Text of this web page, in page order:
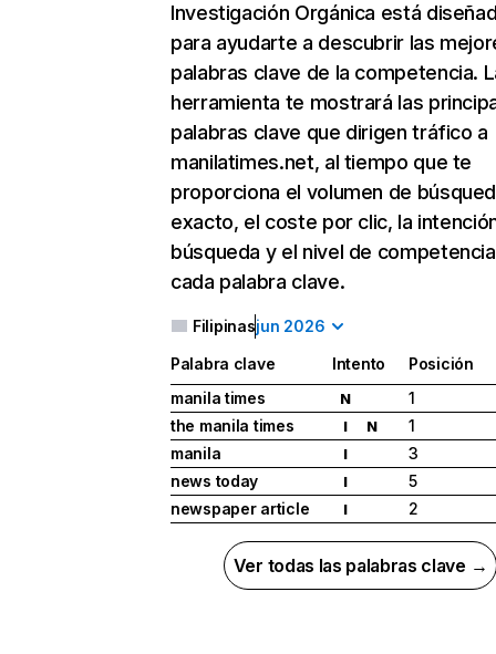
Investigación Orgánica está
para ayudarte a descubrir las
palabras clave de la competencia.
herramienta te mostrará las
palabras clave que dirigen tráfico a
manilatimes.net, al tiempo que te
proporciona el volumen de
exacto, el coste por clic, la
búsqueda y el nivel de
cada palabra clave.
Filipinasjun 2026
Palabra clave Intento
Posición
manila times
N
1
the manila times
I N
1
manila
I
3
news today
I
5
newspaper article
I 2
Ver todas las palabras clave →